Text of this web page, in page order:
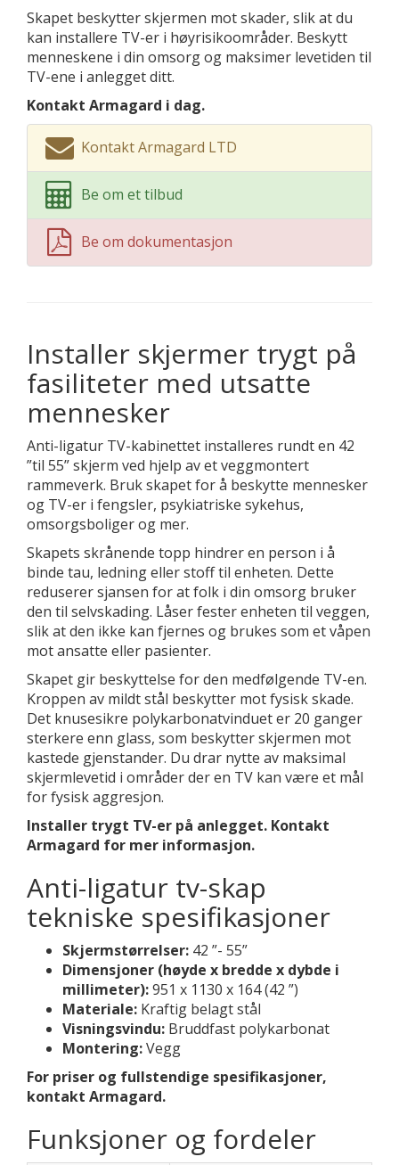
Skapet beskytter skjermen mot skader, slik at du
kan installere TV-er i høyrisikoområder. Beskytt
menneskene i din omsorg og maksimer levetiden til
TV-ene i anlegget ditt.
Kontakt Armagard i dag.
Kontakt Armagard LTD
Be om et tilbud
Be om dokumentasjon
Installer skjermer trygt på
fasiliteter med utsatte
mennesker
Anti-ligatur TV-kabinettet installeres rundt en 42
”til 55” skjerm ved hjelp av et veggmontert
rammeverk. Bruk skapet for å beskytte mennesker
og TV-er i fengsler, psykiatriske sykehus,
omsorgsboliger og mer.
Skapets skrånende topp hindrer en person i å
binde tau, ledning eller stoff til enheten. Dette
reduserer sjansen for at folk i din omsorg bruker
den til selvskading. Låser fester enheten til veggen,
slik at den ikke kan fjernes og brukes som et våpen
mot ansatte eller pasienter.
Skapet gir beskyttelse for den medfølgende TV-en.
Kroppen av mildt stål beskytter mot fysisk skade.
Det knusesikre polykarbonatvinduet er 20 ganger
sterkere enn glass, som beskytter skjermen mot
kastede gjenstander. Du drar nytte av maksimal
skjermlevetid i områder der en TV kan være et mål
for fysisk aggresjon.
Installer trygt TV-er på anlegget. Kontakt
Armagard for mer informasjon.
Anti-ligatur tv-skap
tekniske spesifikasjoner
Skjermstørrelser: 42 ”- 55”
Dimensjoner (høyde x bredde x dybde i
millimeter):951 x 1130 x 164 (42 ”)
Materiale: Kraftig belagt stål
Visningsvindu: Bruddfast polykarbonat
Montering:Vegg
For priser og fullstendige spesifikasjoner,
kontakt Armagard.
Funksjoner og fordeler